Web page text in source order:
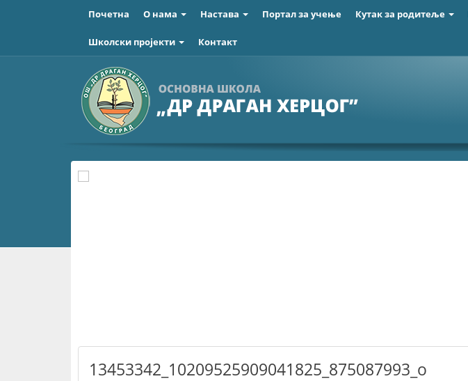
Почетна О нама Настава Портал за учење Кутак за родитеље
Школски пројекти Контакт
13453342_10209525909041825_875087993_o